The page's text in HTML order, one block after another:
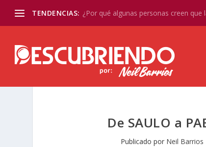
TENDENCIAS: ¿Por qué algunas personas creen que
De SAULO a
Publicado por Neil Barrios